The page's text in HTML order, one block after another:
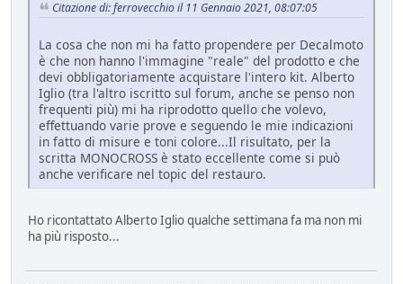
Citazione di: ferrovecchio il 11 Gennaio 2021, 08:07:05
La cosa che non mi ha fatto propendere per Decalmoto
è che non hanno l'immagine "reale" del prodotto e che
devi obbligatoriamente acquistare l'intero kit. Alberto
Iglio (tra l'altro iscritto sul forum, anche se penso non
frequenti più) mi ha riprodotto quello che volevo,
effettuando varie prove e seguendo le mie indicazioni
in fatto di misure e toni colore...Il risultato, per la
scritta MONOCROSS è stato eccellente come si può
anche verificare nel topic del restauro.
Ho ricontattato Alberto Iglio qualche settimana fa ma non mi
ha più risposto...